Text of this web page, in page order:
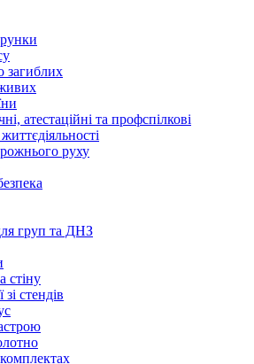
загиблих
атестаційні та профспілкові
руху
груп та ДНЗ
стіну
стендів